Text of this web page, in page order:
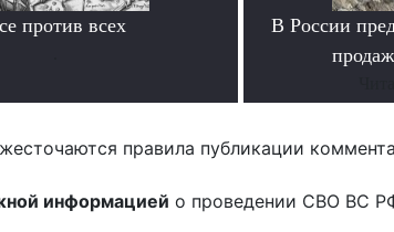
против всех
В России
правила публикации
информацией о проведении СВО ВС